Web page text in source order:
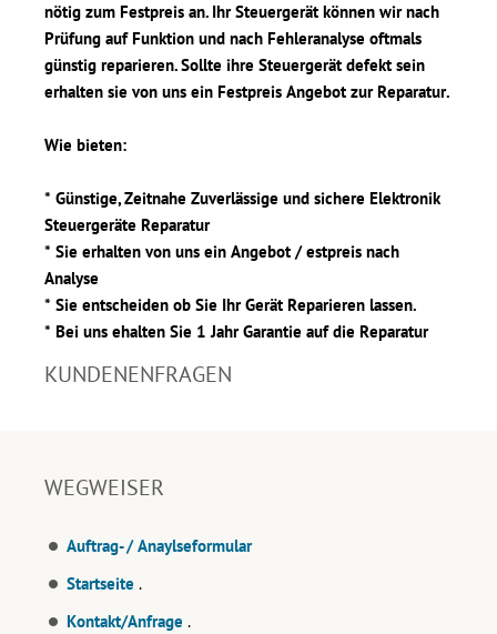
nötig zum Festpreis an. Ihr Steuergerät können wir nach
Prüfung auf Funktion und nach Fehleranalyse oftmals
günstig reparieren. Sollte ihre Steuergerät defekt sein
erhalten sie von uns ein Festpreis Angebot zur Reparatur.
Wie bieten:
* Günstige, Zeitnahe Zuverlässige und sichere Elektronik
Steuergeräte Reparatur
* Sie erhalten von uns ein Angebot / estpreis nach
Analyse
* Sie entscheiden ob Sie Ihr Gerät Reparieren lassen.
* Bei uns ehalten Sie 1 Jahr Garantie auf die Reparatur
KUNDENENFRAGEN
WEGWEISER
Auftrag- / Anaylseformular
Startseite .
Kontakt/Anfrage .